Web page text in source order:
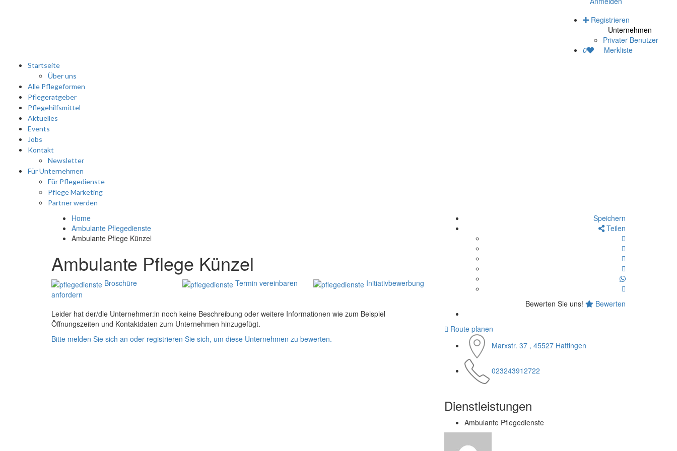
Registrieren
Unternehmen
Privater Benutzer
0
Merkliste
Startseite
Über uns
Alle Pflegeformen
Pflegeratgeber
Pflegehilfsmittel
Aktuelles
Events
Jobs
Kontakt
Newsletter
Für Unternehmen
Für Pflegedienste
Pflege Marketing
Partner werden
Home
Ambulante Pflegedienste
Ambulante Pflege Künzel
Ambulante Pflege Künzel
Broschüre
anfordern
Termin vereinbaren Initiativbewerbung
Speichern
Teilen
Bewerten Sie uns!
Bewerten
Leider hat der/die Unternehmer:in noch keine Beschreibung oder weitere Informationen wie zum Beispiel
Öffnungszeiten und Kontaktdaten zum Unternehmen hinzugefügt.
Bitte melden Sie sich an oder registrieren Sie sich, um diese Unternehmen zu bewerten.
Route planen
Marxstr. 37 , 45527 Hattingen
023243912722
Dienstleistungen
Ambulante Pflegedienste